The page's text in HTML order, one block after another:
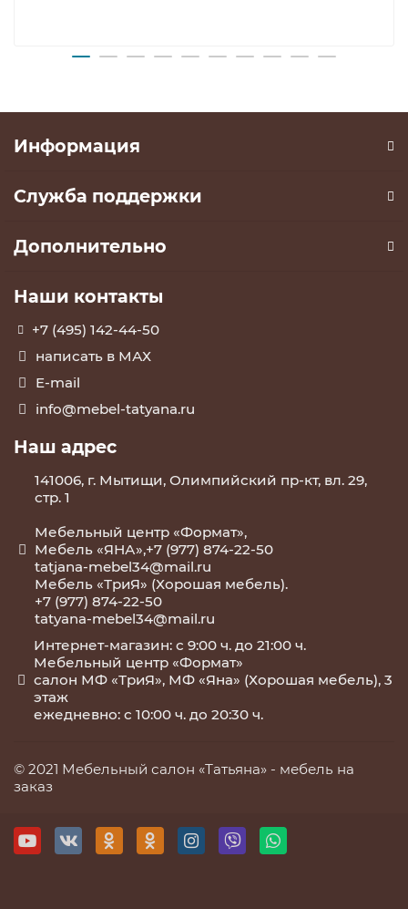
Информация
Служба поддержки
Дополнительно
Наши контакты
+7 (495) 142-44-50
написать в МАХ
E-mail
info@mebel-tatyana.ru
Наш адрес
141006, г. Мытищи, Олимпийский пр-кт, вл. 29,
стр. 1
Мебельный центр «Формат»,
Мебель «ЯНА»,+7 (977) 874-22-50
tatjana-mebel34@mail.ru
Мебель «ТриЯ» (Хорошая мебель).
+7 (977) 874-22-50
tatyana-mebel34@mail.ru
Интернет-магазин: с 9:00 ч. до 21:00 ч.
Мебельный центр «Формат»
салон МФ «ТриЯ», МФ «Яна» (Хорошая мебель), 3
этаж
ежедневно: с 10:00 ч. до 20:30 ч.
© 2021 Мебельный салон «Татьяна» - мебель на
заказ